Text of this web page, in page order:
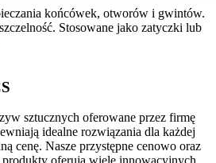
końcówek, otworów i gwintów.
Stosowane jako zatyczki lub
sztucznych oferowane przez firmę
idealne rozwiązania dla każdej
cenę. Nasze przystępne cenowo oraz